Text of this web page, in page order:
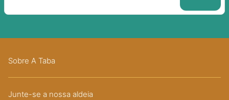
Sobre A Taba
Junte-se a nossa aldeia